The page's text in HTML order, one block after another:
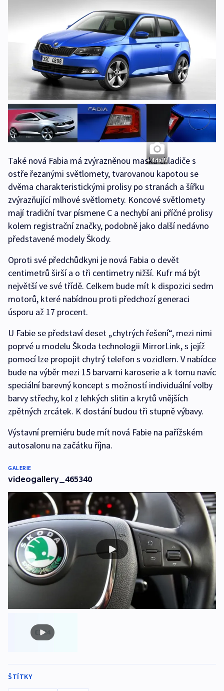
+ 4 další
Také nová Fabia má zvýrazněnou masku chladiče s
ostře řezanými světlomety, tvarovanou kapotou se
dvěma charakteristickými prolisy po stranách a šířku
zvýrazňující mlhové světlomety. Koncové světlomety
mají tradiční tvar písmene C a nechybí ani příčné prolisy
kolem registrační značky, podobně jako další nedávno
představené modely Škody.
Oproti své předchůdkyni je nová Fabia o devět
centimetrů širší a o tři centimetry nižší. Kufr má být
největší ve své třídě. Celkem bude mít k dispozici sedm
motorů, které nabídnou proti předchozí generaci
úsporu až 17 procent.
U Fabie se představí deset „chytrých řešení“, mezi nimi
poprvé u modelu Škoda technologii MirrorLink, s jejíž
pomocí lze propojit chytrý telefon s vozidlem. V nabídce
bude na výběr mezi 15 barvami karoserie a k tomu navíc
speciální barevný koncept s možností individuální volby
barvy střechy, kol z lehkých slitin a krytů vnějších
zpětných zrcátek. K dostání budou tři stupně výbavy.
Výstavní premiéru bude mít nová Fabie na pařížském
autosalonu na začátku října.
GALERIE
videogallery_465340
ŠTÍTKY